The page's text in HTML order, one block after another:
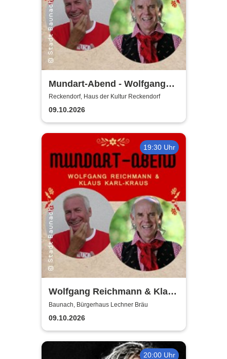
Mundart-Abend - Wolfgang
Reichmann & Klaus Karl-
Kraus
Reckendorf, Haus der Kultur Reckendorf
09.10.2026
19:30 Uhr
Wolfgang Reichmann & Klaus
Karl-Kraus - Mundart-Abend
Baunach, Bürgerhaus Lechner Bräu
09.10.2026
20:00 Uhr